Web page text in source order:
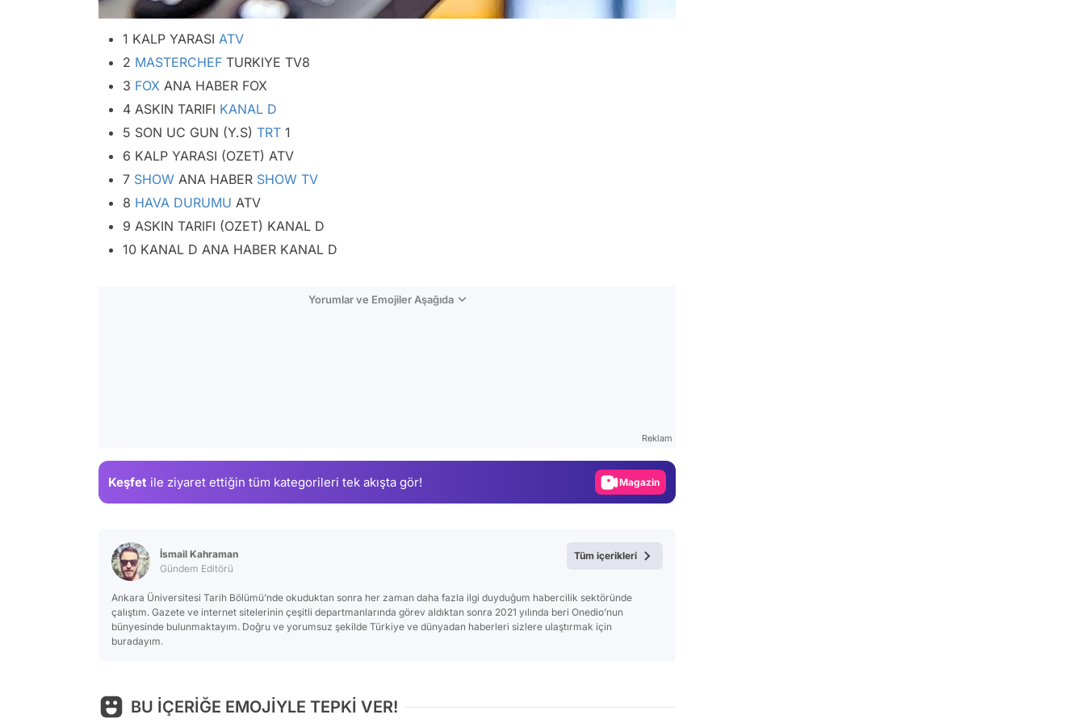
1 KALP YARASI ATV
2 MASTERCHEF TURKIYE TV8
3 FOX ANA HABER FOX
4 ASKIN TARIFI KANAL D
5 SON UC GUN (Y.S) TRT 1
6 KALP YARASI (OZET) ATV
7 SHOW ANA HABER SHOW TV
8 HAVA DURUMU ATV
9 ASKIN TARIFI (OZET) KANAL D
10 KANAL D ANA HABER KANAL D
Yorumlar ve Emojiler Aşağıda
Reklam
Keşfet ile ziyaret ettiğin tüm kategorileri tek akışta gör! Video
İsmail Kahraman
Gündem Editörü
Ankara Üniversitesi Tarih Bölümü’nde okuduktan sonra her zaman daha fazla ilgi duyduğum habercilik sektöründe
çalıştım. Gazete ve internet sitelerinin çeşitli departmanlarında görev aldıktan sonra 2021 yılında beri Onedio’nun
bünyesinde bulunmaktayım. Doğru ve yorumsuz şekilde Türkiye ve dünyadan haberleri sizlere ulaştırmak için
buradayım.
Tüm içerikleri
BU İÇERİĞE EMOJİYLE TEPKİ VER!